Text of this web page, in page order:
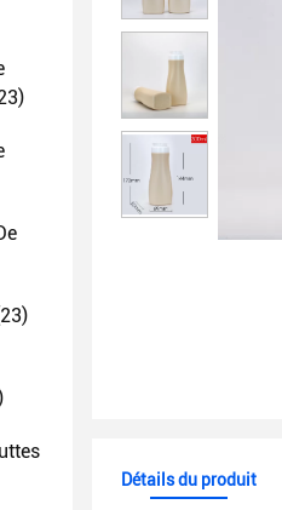
Détails du produit